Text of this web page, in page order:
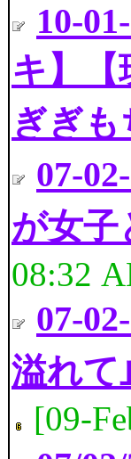
10-
キ】
ぎぎも
07-
が女子
08:32
07-
溢れて
[09-